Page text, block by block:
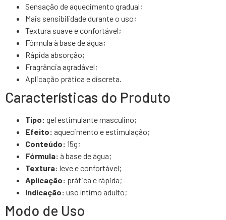
Sensação de aquecimento gradual;
Mais sensibilidade durante o uso;
Textura suave e confortável;
Fórmula à base de água;
Rápida absorção;
Fragrância agradável;
Aplicação prática e discreta.
Características do Produto
Tipo: gel estimulante masculino;
Efeito: aquecimento e estimulação;
Conteúdo: 15g;
Fórmula: à base de água;
Textura: leve e confortável;
Aplicação: prática e rápida;
Indicação: uso íntimo adulto;
Modo de Uso